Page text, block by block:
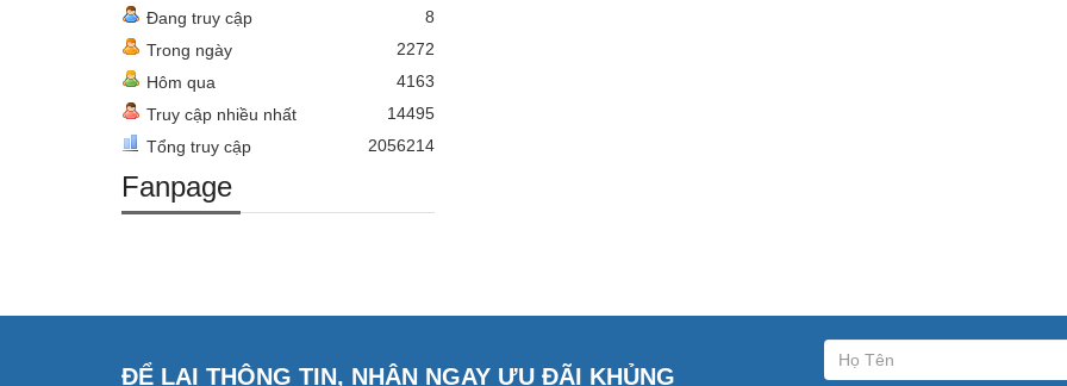
Đang truy cập
8
Trong ngày
2272
Hôm qua
4163
Truy cập nhiều nhất
14495
Tổng truy cập
2056214
Fanpage
ĐỂ LẠI THÔNG TIN, NHẬN NGAY ƯU ĐÃI KHỦNG